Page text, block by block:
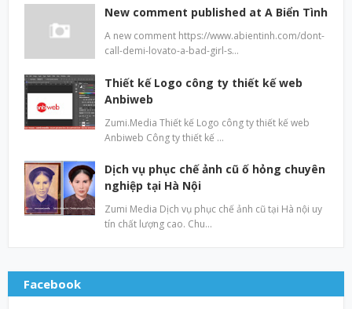
New comment published at A Biển Tình
A new comment https://www.abientinh.com/dont-
call-demi-lovato-a-bad-girl-s…
Thiết kế Logo công ty thiết kế web
Anbiweb
Zumi.Media Thiết kế Logo công ty thiết kế web
Anbiweb Công ty thiết kế …
Dịch vụ phục chế ảnh cũ ố hỏng chuyên
nghiệp tại Hà Nội
Zumi Media Dịch vụ phục chế ảnh cũ tại Hà nội uy
tín chất lượng cao. Chu…
Facebook